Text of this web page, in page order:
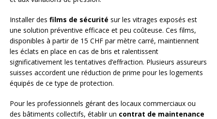
Installer des films de sécurité sur les vitrages exposés est
une solution préventive efficace et peu coûteuse. Ces films,
disponibles à partir de 15 CHF par mètre carré, maintiennent
les éclats en place en cas de bris et ralentissent
significativement les tentatives d’effraction. Plusieurs assureurs
suisses accordent une réduction de prime pour les logements
équipés de ce type de protection.
Pour les professionnels gérant des locaux commerciaux ou
des bâtiments collectifs, établir un contrat de maintenance